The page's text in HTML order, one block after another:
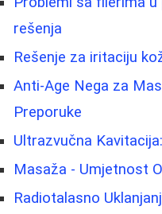
rešenja
Rešenje za iritaciju
Anti-Age Nega za
Preporuke
Ultrazvučna
Masaža - Umjetnost
Radiotalasno